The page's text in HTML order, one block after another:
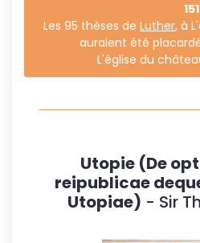
Les 95 thèses de Luther, à
auraient été
L'église du
Utopie (De
reipublicae
Utopiae) - Sir